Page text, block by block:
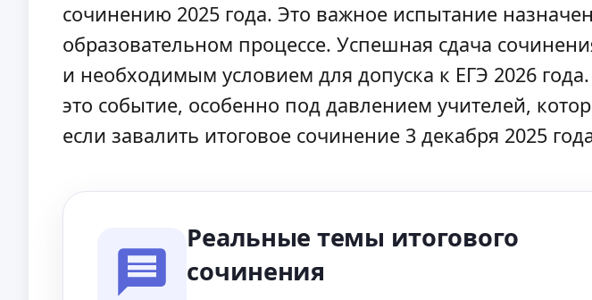
сочинению 2025 года. Это важное испытание
образовательном процессе. Успешная сдача
и необходимым условием для допуска к ЕГЭ 2026
это событие, особенно под давлением учителей,
если завалить итоговое сочинение 3 декабря 2025
Реальные темы итогового
сочинения